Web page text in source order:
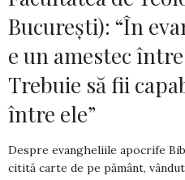
București): “În
e un amestec
Trebuie să fii
între ele”
Despre evangheliile apocrife
citită carte de pe pământ,